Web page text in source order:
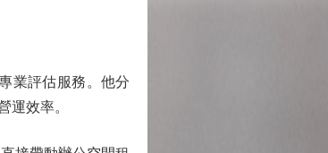
業評估服務。他分
運效率。